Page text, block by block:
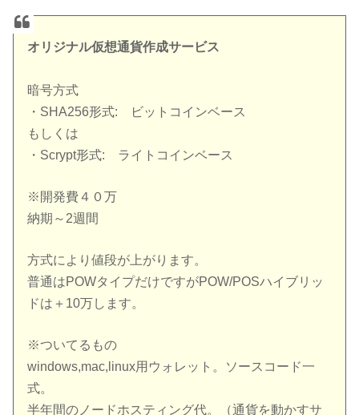
オリジナル仮想通貨作成サービス
暗号方式
・SHA256形式: ビットコインベース
もしくは
・Scrypt形式: ライトコインベース
※開発費４０万
納期～2週間
方式により値段が上がります。
普通はPOWタイプだけですがPOW/POSハイブリッ
ドは＋10万します。
※ついてるもの
windows,mac,linux用ウォレット。ソースコード一
式。
半年間のノードホスティング代。（通貨を動かすサ